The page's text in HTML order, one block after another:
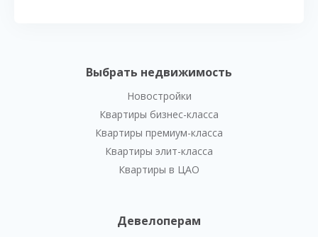
Выбрать недвижимость
Новостройки
Квартиры бизнес-класса
Квартиры премиум-класса
Квартиры элит-класса
Квартиры в ЦАО
Девелоперам